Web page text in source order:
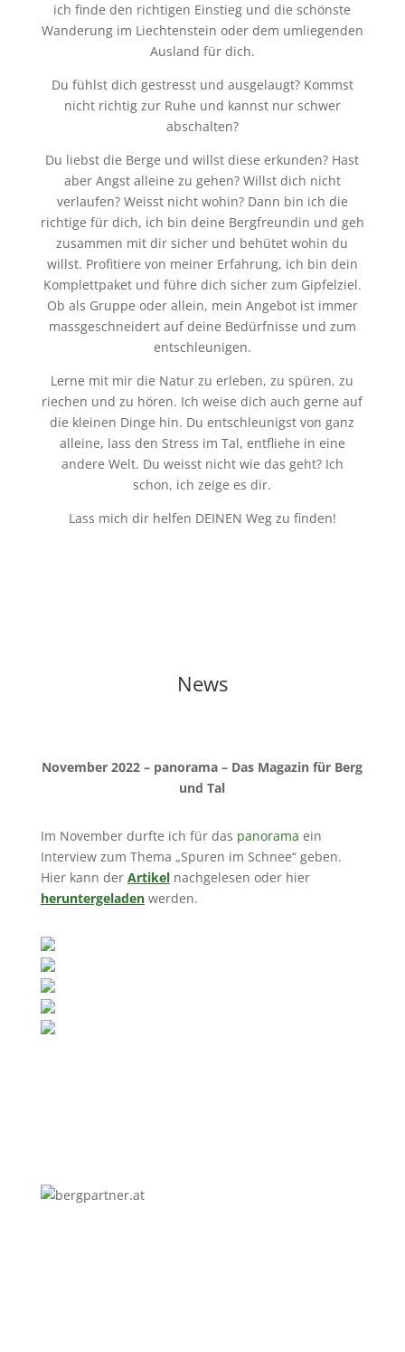
ich finde den richtigen Einstieg und die schönste
Wanderung im Liechtenstein oder dem umliegenden
Ausland für dich.
Du fühlst dich gestresst und ausgelaugt? Kommst
nicht richtig zur Ruhe und kannst nur schwer
abschalten?
Du liebst die Berge und willst diese erkunden? Hast
aber Angst alleine zu gehen? Willst dich nicht
verlaufen? Weisst nicht wohin? Dann bin ich die
richtige für dich, ich bin deine Bergfreundin und geh
zusammen mit dir sicher und behütet wohin du
willst. Profitiere von meiner Erfahrung, ich bin dein
Komplettpaket und führe dich sicher zum Gipfelziel.
Ob als Gruppe oder allein, mein Angebotist immer
massgeschneidert auf deine Bedürfnisse und zum
entschleunigen.
Lerne mit mir die Natur zu erleben, zu spüren, zu
riechen und zu hören. Ich weise dich auch gerne auf
die kleinen Dinge hin. Du entschleunigst von ganz
alleine, lass den Stress im Tal, entfliehe in eine
andere Welt. Du weisst nicht wie das geht? Ich
schon, ich zeige es dir.
Lass mich dir helfen DEINEN Weg zu finden!
News
November 2022 – panorama – Das Magazin für Berg
und Tal
Im November durfte ich für das panorama ein
Interview zum Thema „Spuren im Schnee“ geben.
Hier kann der Artikel nachgelesen oder hier
heruntergeladenwerden.